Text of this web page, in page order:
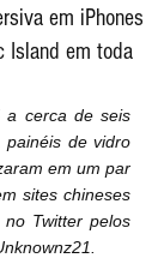
em iPhones
Island em toda
a cerca de seis
painéis de vidro
em um par
sites chineses
Twitter pelos